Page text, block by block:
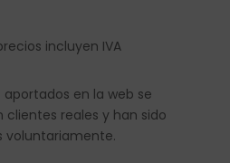
incluyen IVA
en la web se
clientes reales y han sido
voluntariamente.